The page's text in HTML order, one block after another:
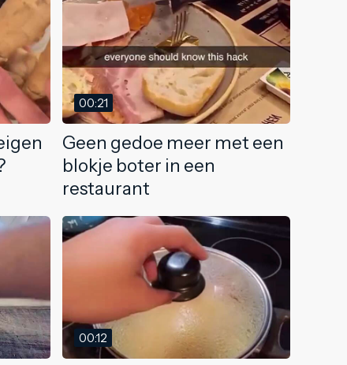
00:21
Geen gedoe meer met een
blokje boter in een
restaurant
00:12